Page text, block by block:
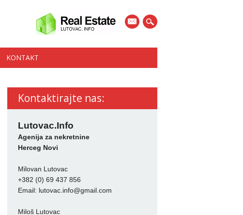
mail
KONTAKT
Kontaktirajte nas:
Lutovac.Info
Agenija za nekretnine
Herceg Novi
Milovan Lutovac
+382 (0) 69 437 856
Email: lutovac.info@gmail.com
Miloš Lutovac